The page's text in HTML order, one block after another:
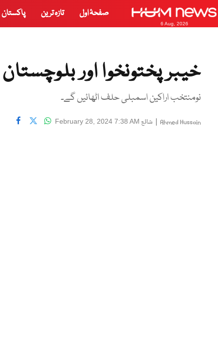
6 Aug, 2026
صفحۂ اول تازہ ترین پاکستان
خیبر پختونخوا اور
نومنتخب اراکین اسمبلی حلف اٹھائیں گے۔
Ahmed Hussain
| شائع February 28, 2024 7:38 AM